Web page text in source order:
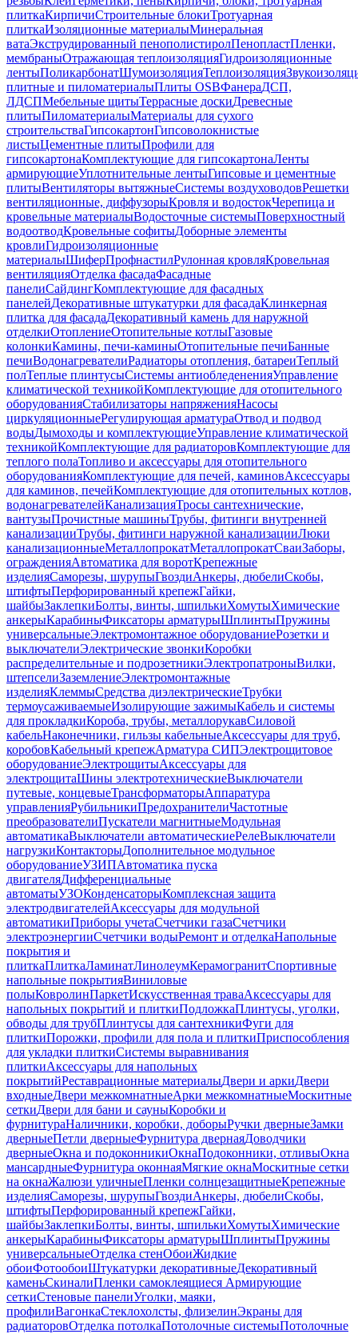
плиткаКирпичиСтроительные блокиТротуарная
плиткаИзоляционные материалыМинеральная
ватаЭкструдированный пенополистиролПенопластПленки,
мембраныОтражающая теплоизоляцияГидроизоляционные
лентыПоликарбонатШумоизоляцияТеплоизоляция
плитные и пиломатериалыПлиты OSBФанераДСП,
ЛДСПМебельные щитыТеррасные доскиДревесные
плитыПиломатериалыМатериалы для сухого
строительстваГипсокартонГипсоволокнистые
листыЦементные плитыПрофили для
гипсокартонаКомплектующие для гипсокартонаЛенты
армирующиеУплотнительные лентыГипсовые и цементные
плитыВентиляторы вытяжныеСистемы воздуховодовРешетки
вентиляционные, диффузорыКровля и водостокЧерепица и
кровельные материалыВодосточные системыПоверхностный
водоотводКровельные софитыДоборные элементы
кровлиГидроизоляционные
материалыШиферПрофнастилРулонная кровляКровельная
вентиляцияОтделка фасадаФасадные
панелиСайдингКомплектующие для фасадных
панелейДекоративные штукатурки для фасадаКлинкерная
плитка для фасадаДекоративный камень для наружной
отделкиОтоплениеОтопительные котлыГазовые
колонкиКамины, печи-каминыОтопительные печиБанные
печиВодонагревателиРадиаторы отопления, батареиТеплый
полТеплые плинтусыСистемы антиобледененияУправление
климатической техникойКомплектующие для отопительного
оборудованияСтабилизаторы напряженияНасосы
циркуляционныеРегулирующая арматураОтвод и подвод
водыДымоходы и комплектующиеУправление климатической
техникойКомплектующие для радиаторовКомплектующие для
теплого полаТопливо и аксессуары для отопительного
оборудованияКомплектующие для печей, каминовАксессуары
для каминов, печейКомплектующие для отопительных котлов,
водонагревателейКанализацияТросы сантехнические,
вантузыПрочистные машиныТрубы, фитинги внутренней
канализацииТрубы, фитинги наружной канализацииЛюки
канализационныеМеталлопрокатМеталлопрокатСваиЗаборы,
огражденияАвтоматика для воротКрепежные
изделияСаморезы, шурупыГвоздиАнкеры, дюбелиСкобы,
штифтыПерфорированный крепежГайки,
шайбыЗаклепкиБолты, винты, шпилькиХомутыХимические
анкерыКарабиныФиксаторы арматурыШплинтыПружины
универсальныеЭлектромонтажное оборудованиеРозетки и
выключателиЭлектрические звонкиКоробки
распределительные и подрозетникиЭлектропатроныВилки,
штепселиЗаземлениеЭлектромонтажные
изделияКлеммыСредства диэлектрическиеТрубки
термоусаживаемыеИзолирующие зажимыКабель и системы
для прокладкиКороба, трубы, металлорукавСиловой
кабельНаконечники, гильзы кабельныеАксессуары для труб,
коробовКабельный крепежАрматура СИПЭлектрощитовое
оборудованиеЭлектрощитыАксессуары для
электрощитаШины электротехническиеВыключатели
путевые, концевыеТрансформаторыАппаратура
управленияРубильникиПредохранителиЧастотные
преобразователиПускатели магнитныеМодульная
автоматикаВыключатели автоматическиеРелеВыключатели
нагрузкиКонтакторыДополнительное модульное
оборудованиеУЗИПАвтоматика пуска
двигателяДифференциальные
автоматыУЗОКонденсаторыКомплексная защита
электродвигателейАксессуары для модульной
автоматикиПриборы учетаСчетчики газаСчетчики
электроэнергииСчетчики водыРемонт и отделкаНапольные
покрытия и
плиткаПлиткаЛаминатЛинолеумКерамогранитСпортивные
напольные покрытияВиниловые
полыКовролинПаркетИскусственная траваАксессуары для
напольных покрытий и плиткиПодложкаПлинтусы, уголки,
обводы для трубПлинтусы для сантехникиФуги для
плиткиПорожки, профили для пола и плиткиПриспособления
для укладки плиткиСистемы выравнивания
плиткиАксессуары для напольных
покрытийРеставрационные материалыДвери и аркиДвери
входныеДвери межкомнатныеАрки межкомнатныеМоскитные
сеткиДвери для бани и сауныКоробки и
фурнитураНаличники, коробки, доборыРучки дверныеЗамки
дверныеПетли дверныеФурнитура двернаяДоводчики
дверныеОкна и подоконникиОкнаПодоконники, отливыОкна
мансардныеФурнитура оконнаяМягкие окнаМоскитные сетки
на окнаЖалюзи уличныеПленки солнцезащитныеКрепежные
изделияСаморезы, шурупыГвоздиАнкеры, дюбелиСкобы,
штифтыПерфорированный крепежГайки,
шайбыЗаклепкиБолты, винты, шпилькиХомутыХимические
анкерыКарабиныФиксаторы арматурыШплинтыПружины
универсальныеОтделка стенОбоиЖидкие
обоиФотообоиШтукатурки декоративныеДекоративный
каменьСкиналиПленки самоклеящиеся Армирующие
сеткиСтеновые панелиУголки, маяки,
профилиВагонкаСтеклохолсты, флизелинЭкраны для
радиаторовОтделка потолкаПотолочные системыПотолочные